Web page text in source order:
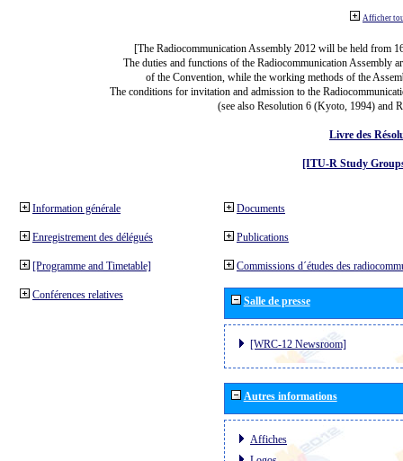
Afficher
[The Radiocommunication Assembly 2012 will be held from
The duties and functions of the Radiocommunication Assembly
of the Convention, while the working methods of the
The conditions for invitation and admission to the
(see also Resolution 6 (Kyoto, 1994) and
Livre des
[ITU-R Study
Information générale
Enregistrement des délégués
[Programme and Timetable]
Conférences relatives
Documents
Publications
Commissions d´études des
Salle de presse
[WRC-12 Newsroom]
Autres informations
Affiches